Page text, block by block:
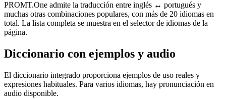
PROMT.One admite la traducción entre inglés ↔ portugués y
muchas otras combinaciones populares, con más de 20 idiomas en
total. La lista completa se muestra en el selector de idiomas de la
página.
Diccionario con ejemplos y audio
El diccionario integrado proporciona ejemplos de uso reales y
expresiones habituales. Para varios idiomas, hay pronunciación en
audio disponible.